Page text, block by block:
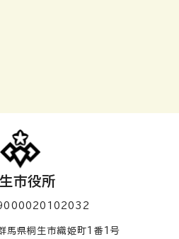
市役所
9000020102032
県桐生市織姫町1番1号